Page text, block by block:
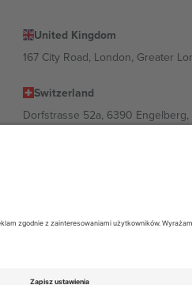
United Kingdom
167 City Road, London, Greater
Switzerland
Dorfstrasse 52a, 6390 Engelberg,